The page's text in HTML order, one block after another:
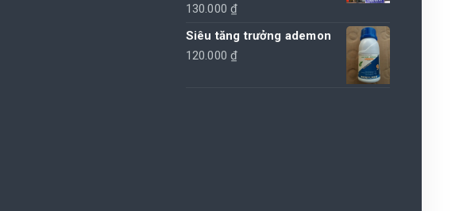
130.000₫
Siêu tăng trưởng ademon
120.000₫